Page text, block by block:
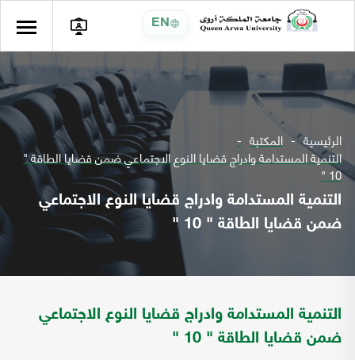
EN
الرئيسية المكتبة
التنمية المستدامة وادراج قضايا النوع الاجتماعي ضمن قضايا الطاقة "
10 "
التنمية المستدامة وادراج قضايا النوع الاجتماعي
ضمن قضايا الطاقة " 10 "
التنمية المستدامة وادراج قضايا النوع الاجتماعي
ضمن قضايا الطاقة " 10 "